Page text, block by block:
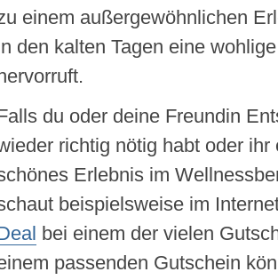
einem außergewöhnlichen
den kalten Tagen eine
du oder deine Freundin
richtig nötig habt oder ihr
Erlebnis im
beispielsweise im
bei einem der vielen
passenden Gutschein